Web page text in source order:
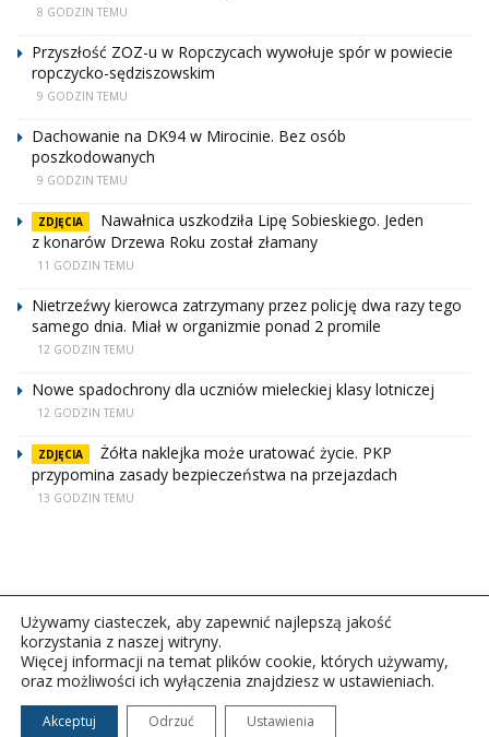
8 GODZIN TEMU
Przyszłość ZOZ-u w Ropczycach wywołuje spór w powiecie
ropczycko-sędziszowskim
9 GODZIN TEMU
Dachowanie na DK94 w Mirocinie. Bez osób
poszkodowanych
9 GODZIN TEMU
ZDJĘCIA
Nawałnica uszkodziła Lipę Sobieskiego. Jeden
z konarów Drzewa Roku został złamany
11 GODZIN TEMU
Nietrzeźwy kierowca zatrzymany przez policję dwa razy tego
samego dnia. Miał w organizmie ponad 2 promile
12 GODZIN TEMU
Nowe spadochrony dla uczniów mieleckiej klasy lotniczej
12 GODZIN TEMU
ZDJĘCIA
Żółta naklejka może uratować życie. PKP
przypomina zasady bezpieczeństwa na przejazdach
13 GODZIN TEMU
Copyright © 2026Polskie Radio Rzeszów S.A. w likwidacj.
Wszelkie prawa zastrzeżone.
Używamy ciasteczek, aby zapewnić najlepszą jakość
korzystania z naszej witryny.
Więcej informacji na temat plików cookie, których używamy,
oraz możliwości ich wyłączenia znajdziesz w ustawieniach.
Akceptuj Odrzuć Ustawienia